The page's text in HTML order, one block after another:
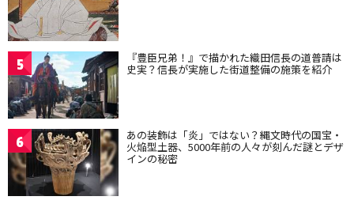
5 『豊臣兄弟！』で描かれた織田信長の道普請は
史実？信長が実施した街道整備の施策を紹介
6 あの装飾は「炎」ではない？縄文時代の国宝・
火焔型土器、5000年前の人々が刻んだ謎とデザ
インの秘密